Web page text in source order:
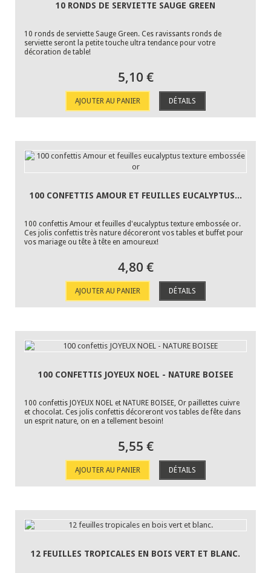
10 RONDS DE SERVIETTE SAUGE GREEN
10 ronds de serviette Sauge Green. Ces ravissants ronds de
serviette seront la petite touche ultra tendance pour votre
décoration de table!
5,10 €
AJOUTER AU PANIER DÉTAILS
100 CONFETTIS AMOUR ET FEUILLES EUCALYPTUS...
100 confettis Amour et feuilles d'eucalyptus texture embossée or.
Ces jolis confettis très nature décoreront vos tables et buffet pour
vos mariage ou tête à tête en amoureux!
4,80 €
AJOUTER AU PANIER DÉTAILS
100 CONFETTIS JOYEUX NOEL - NATURE BOISEE
100 confettis JOYEUX NOEL et NATURE BOISEE, Or paillettes cuivre
et chocolat. Ces jolis confettis décoreront vos tables de fête dans
un esprit nature, on en a tellement besoin!
5,55 €
AJOUTER AU PANIER DÉTAILS
12 FEUILLES TROPICALES EN BOIS VERT ET BLANC.